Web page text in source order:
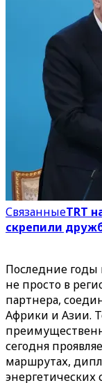
СвязанныеTRT
скрепили
Последние годы
не просто в
партнера,
Африки и Азии.
сегодня
маршрутах,
энергетических